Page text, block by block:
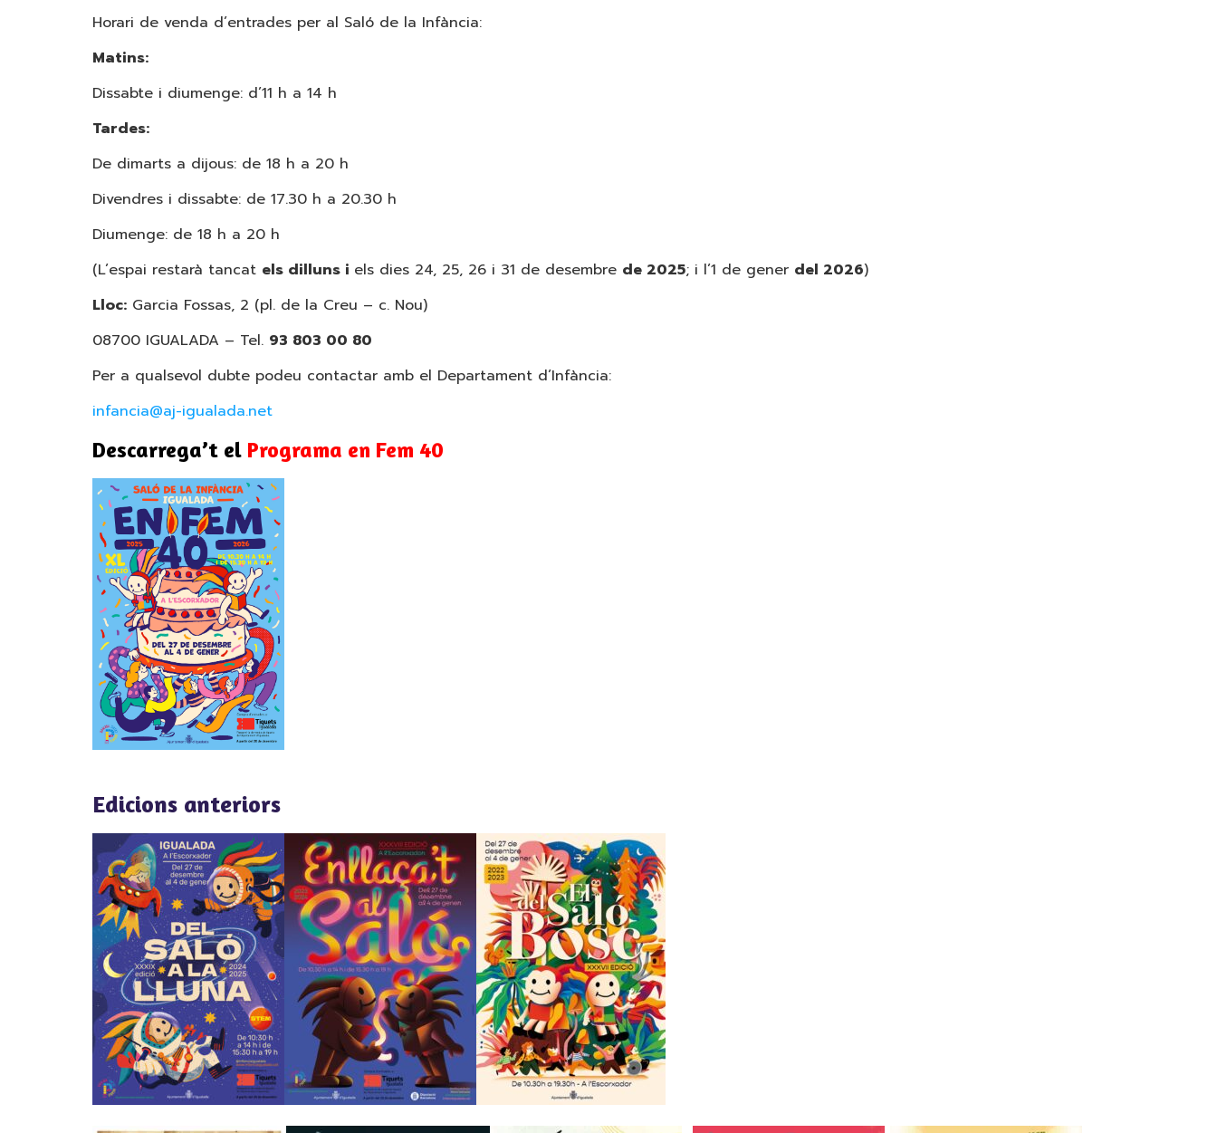
Horari de venda d’entrades per al Saló de la Infància:
Matins:
Dissabte i diumenge: d’11 h a 14 h
Tardes:
De dimarts a dijous: de 18 h a 20 h
Divendres i dissabte: de 17.30 h a 20.30 h
Diumenge: de 18 h a 20 h
(L’espai restarà tancat els dilluns i els dies 24, 25, 26 i 31 de desembre de 2025; i l’1 de gener del 2026)
Lloc: Garcia Fossas, 2 (pl. de la Creu – c. Nou)
08700 IGUALADA – Tel. 93 803 00 80
Per a qualsevol dubte podeu contactar amb el Departament d’Infància:
infancia@aj-igualada.net
Descarrega’t el Programa en Fem 40
Edicions anteriors